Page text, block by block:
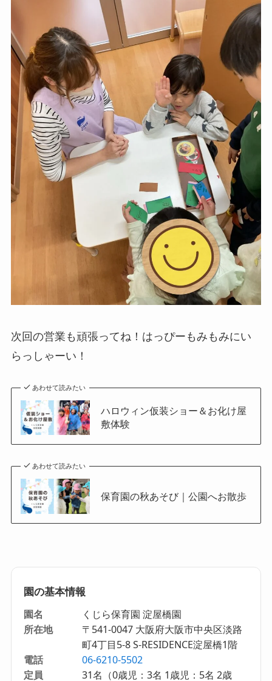
次回の営業も頑張ってね！はっぴーもみもみにい
らっしゃーい！
あわせて読みたい
ハロウィン仮装ショー＆お化け屋
敷体験
あわせて読みたい
保育園の秋あそび｜公園へお散歩
園の基本情報
園名
くじら保育園 淀屋橋園
所在地
〒541-0047 大阪府大阪市中央区淡路
町4丁目5-8 S-RESIDENCE淀屋橋1階
電話
06-6210-5502
定員
31名（0歳児：3名 1歳児：5名 2歳